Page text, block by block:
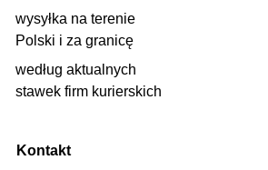
Kontakt
wysyłka na terenie
Polski i za granicę
według aktualnych
stawek firm kurierskich